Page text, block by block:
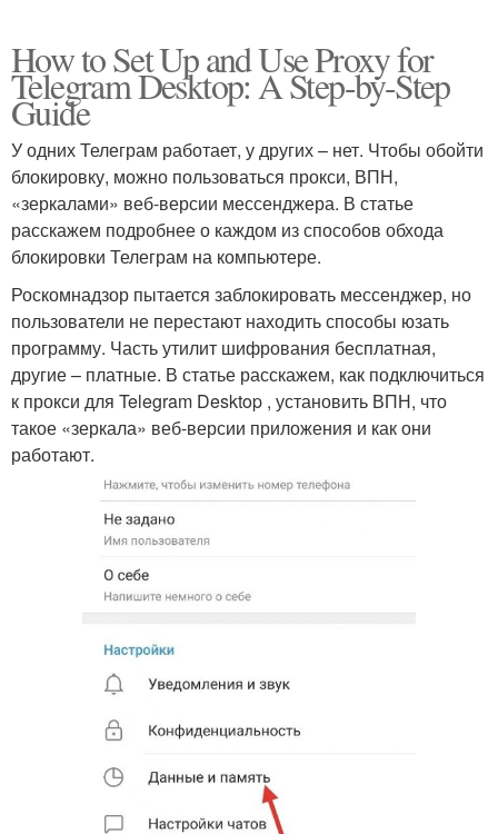
How to Set Up and Use Proxy for
Telegram Desktop: A Step-by-Step
Guide
У одних Телеграм работает, у других – нет. Чтобы обойти
блокировку, можно пользоваться прокси, ВПН,
«зеркалами» веб-версии мессенджера. В статье
расскажем подробнее о каждом из способов обхода
блокировки Телеграм на компьютере.
Роскомнадзор пытается заблокировать мессенджер, но
пользователи не перестают находить способы юзать
программу. Часть утилит шифрования бесплатная,
другие – платные. В статье расскажем, как подключиться
к прокси для Telegram Desktop , установить ВПН, что
такое «зеркала» веб-версии приложения и как они
работают.